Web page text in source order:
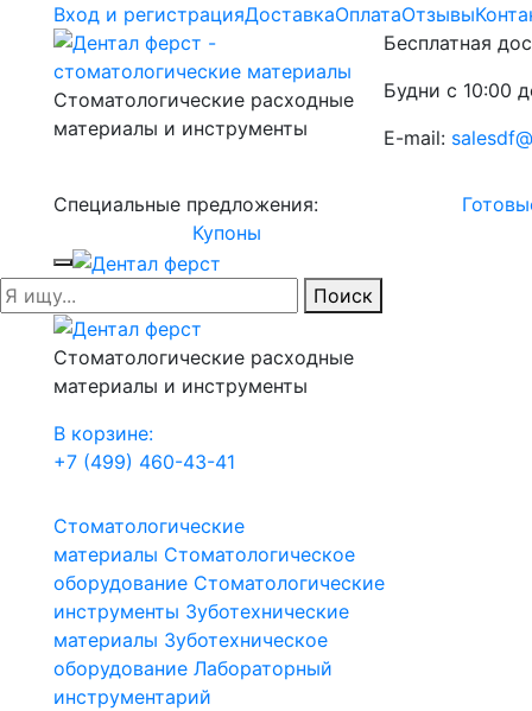
Вход и регистрацияДоставкаОплатаОтзывы
Стоматологические расходные
материалы и инструменты
Бесплатная
Будни с 10:00
E-mail:
Специальные предложения:
Купоны
Поиск
Стоматологические расходные
материалы и инструменты
В корзине:
+7 (499) 460-43-41
Стоматологические
материалы Стоматологическое
оборудование Стоматологические
инструменты Зуботехнические
материалы Зуботехническое
оборудование Лабораторный
инструментарий